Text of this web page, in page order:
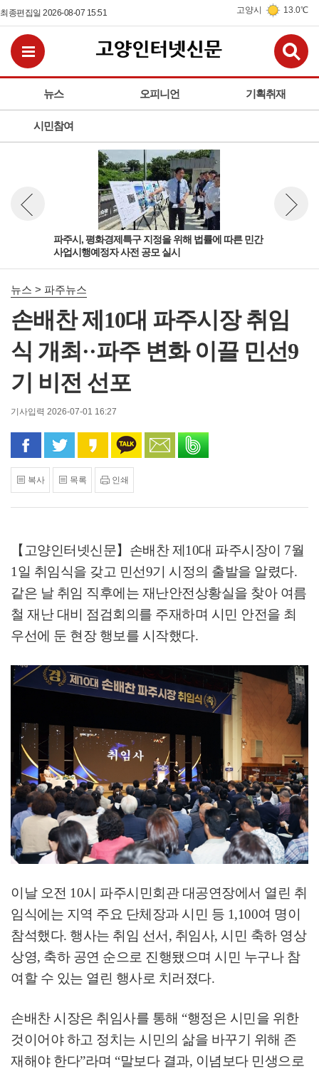
최종편집일 2026-08-07 15:51 고양시 13.0℃
뉴스 오피니언 기획취재
시민참여
전체메뉴보기
파주시, 평화경제특구 지정을 위해 법률에 따른 민간
사업시행예정자 사전 공모 실시
뉴스 이전보기
뉴스 > 파주뉴스
손배찬 제10대 파주시장 취임
식 개최··파주 변화 이끌 민선9
기 비전 선포
기사입력 2026-07-01 16:27
페이스북으로 공유
트위터로 공유카카오 스토리로 공유
카카오톡으로 공유
문자로 공유
복사 목록 인쇄
【고양인터넷신문】 손배찬 제 10대 파주시장이 7월
1 일 취임식을 갖고 민선9기 시정의 출발을 알렸다.
같은 날 취임 직후에는 재난안전상황실을 찾아 여름
철 재난 대비 점검회의를 주재하며 시민 안전을 최
우선에 둔 현장 행보를 시작했다.
이날 오전 10시 파주시민회관 대공연장에서 열린 취
임식에는 지역 주요 단체장과 시민 등 1,100여 명이
참석했다. 행사는 취임 선서, 취임사, 시민 축하 영상
상영, 축하 공연 순으로 진행됐으며 시민 누구나 참
여할 수 있는 열린 행사로 치러졌다.
손배찬 시장은 취임사를 통해 “행정은 시민을 위한
것이어야 하고 정치는 시민의 삶을 바꾸기 위해 존
재해야 한다”라며 “말보다 결과, 이념보다 민생으로